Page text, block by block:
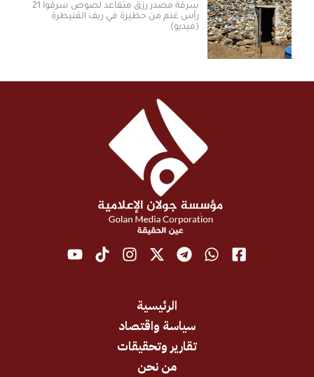
سرقة مصدر رزق متقاعد لصوص سرقوا 21
رأس غنم من حظيرة في ريف القنيطرة
(فيديو)
سياسة واقتصاد
تقارير وتحقيقات